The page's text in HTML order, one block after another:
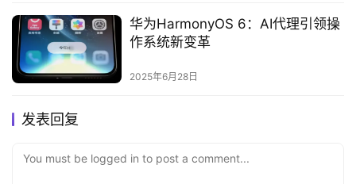
华为HarmonyOS 6：AI代理引领操
作系统新变革‌
2025年6月28日
发表回复
You must be logged in to post a comment...